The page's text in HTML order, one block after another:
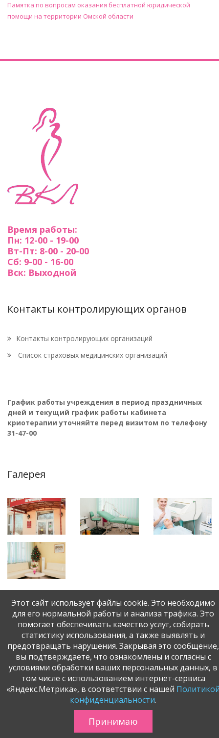
Памятка по вопросам оказания бесплатной юридической
помощи на территории Омской области
Время работы:
Пн: 12-00 - 19-00
Вт-Пт: 8-00 - 20-00
Сб: 9-00 - 16-00
Вск: Выходной
Контакты контролирующих органов
Контакты контролирующих организаций
Список страховых медицинских организаций
График работы учреждения в период праздничных
дней и текущий график работы кабинета
криотерапии уточняйте перед визитом по телефону
31-47-00
Галерея
© АУЗОО Врачебно-косметологическая лечебница, 2026.
Разработка и поддержка:ООО «СибСР».
Карта сайта
Этот сайт использует файлы cookie. Это необходимо
для его нормальной работы и анализа трафика. Это
помогает обеспечивать качество услуг, собирать
статистику использования, а также выявлять и
предотвращать нарушения. Закрывая это сообщение,
вы подтверждаете, что ознакомлены и согласны с
условиями обработки ваших персональных данных, в
том числе с использованием интернет-сервиса
«Яндекс.Метрика», в соответствии с нашей
конфиденциальности.
Принимаю